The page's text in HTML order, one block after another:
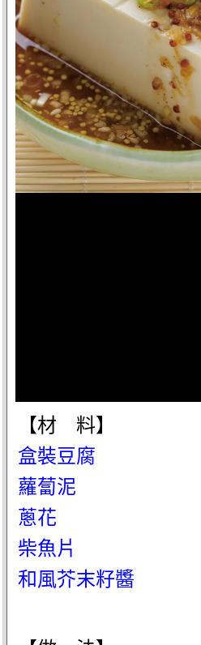
【材 料】
盒裝豆腐
蘿蔔泥
蔥花
柴魚片
和風芥末籽醬